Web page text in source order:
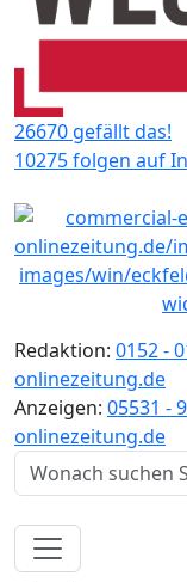
26670 gefällt das!
10275 folgen auf
Redaktion: 0152 -
onlinezeitung.de
Anzeigen: 05531 -
onlinezeitung.de